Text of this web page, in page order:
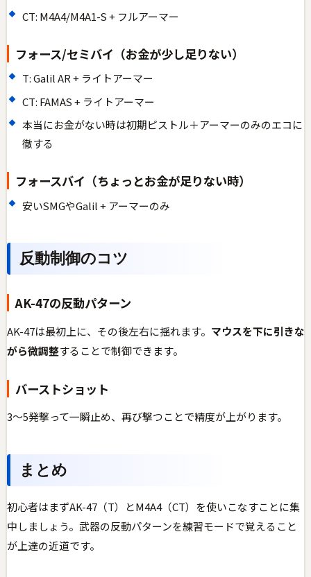
CT: M4A4/M4A1-S + フルアーマー
フォース/セミバイ（お金が少し足りない）
T: Galil AR + ライトアーマー
CT: FAMAS + ライトアーマー
本当にお金がない時は初期ピストル＋アーマーのみのエコに
徹する
フォースバイ（ちょっとお金が足りない時）
安いSMGやGalil + アーマーのみ
反動制御のコツ
AK-47の反動パターン
AK-47は最初上に、その後左右に揺れます。 マウスを下に引きな
がら微調整することで制御できます。
バーストショット
3〜5発撃って一瞬止め、再び撃つことで精度が上がります。
まとめ
初心者はまずAK-47（T）とM4A4（CT）を使いこなすことに集
中しましょう。武器の反動パターンを練習モードで覚えること
が上達の近道です。